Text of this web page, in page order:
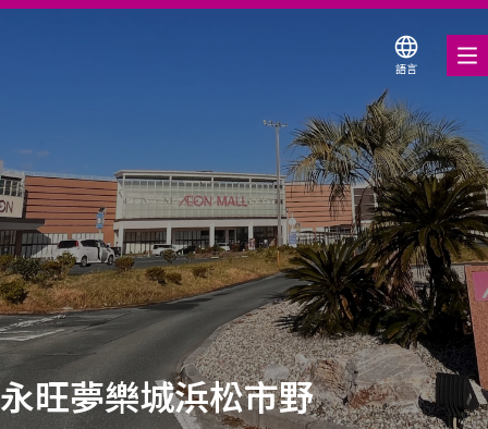
語言
購物與娛樂
各式商店優惠券
服務與設施
關於我們
搜尋永旺夢樂城
永旺夢樂城浜松市野